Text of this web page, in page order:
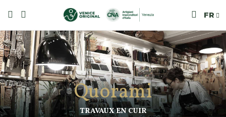
FR
Quorami
TRAVAUX EN CUIR